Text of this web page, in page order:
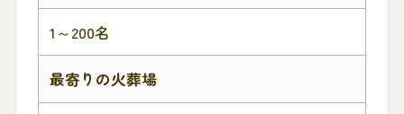
1～200名
最寄りの火葬場